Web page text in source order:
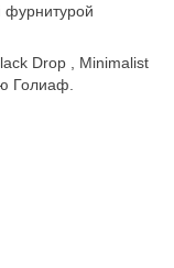
фурнитурой
Drop , Minimalist
Голиаф.